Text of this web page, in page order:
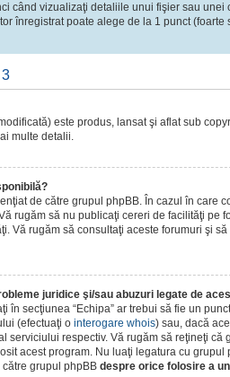
când vizualizaţi detaliile unui fişier sau unei
înregistrat poate alege de la 1 punct
este produs, lansat şi aflat sub
multe detalii.
de către grupul phpBB. În cazul în care
rugăm să nu publicaţi cereri de facilităţi
Vă rugăm să consultaţi aceste forumuri şi
juridice şi/sau abuzuri legate de
în secţiunea “Echipa” ar trebui să fie un
(efectuaţi o interogare whois) sau, dacă
serviciului respectiv. Vă rugăm să reţineţi că
acest program. Nu luaţi legatura cu
grupul phpBB despre orice folosire a